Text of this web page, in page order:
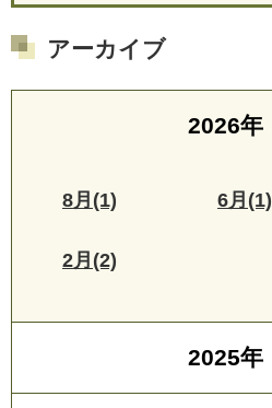
アーカイブ
2026年
8月(1) 6月(1)
2月(2)
2025年